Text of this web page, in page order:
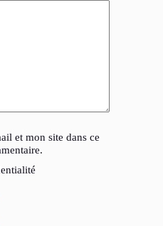
et mon site dans ce